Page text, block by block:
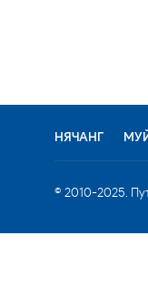
НЯЧАНГ
© 2010-2025.